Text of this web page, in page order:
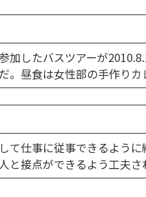
加したバスツアーが
。昼食は女性部の手作り
て仕事に従事できるよう
接点ができるよう工夫さ